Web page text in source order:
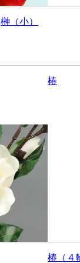
榊（小）
椿
椿（４